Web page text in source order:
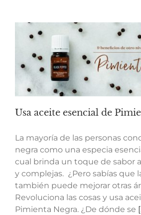
Usa aceite esencial de
La mayoría de las personas
negra como una especia
cual brinda un toque de sabor
y complejas. ¿Pero sabías que
también puede mejorar otras
Revoluciona las cosas y usa
Pimienta Negra. ¿De dónde se